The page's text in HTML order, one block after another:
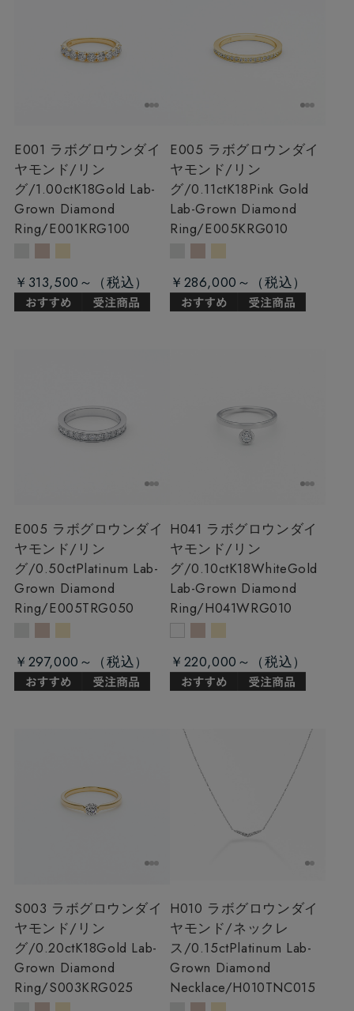
E001 ラボグロウンダイ
ヤモンド/リン
グ/1.00ctK18Gold Lab-
Grown Diamond
Ring/E001KRG100
￥313,500～
E005 ラボグロウンダイ
ヤモンド/リン
グ/0.11ctK18Pink Gold
Lab-Grown Diamond
Ring/E005KRG010
￥286,000～
E005 ラボグロウンダイ
ヤモンド/リン
グ/0.50ctPlatinum Lab-
Grown Diamond
Ring/E005TRG050
￥297,000～
H041 ラボグロウンダイ
ヤモンド/リン
グ/0.10ctK18WhiteGold
Lab-Grown Diamond
Ring/H041WRG010
￥220,000～
S003 ラボグロウンダイ
ヤモンド/リン
グ/0.20ctK18Gold Lab-
Grown Diamond
Ring/S003KRG025
H010 ラボグロウンダイ
ヤモンド/ネックレ
ス/0.15ctPlatinum Lab-
Grown Diamond
Necklace/H010TNC015